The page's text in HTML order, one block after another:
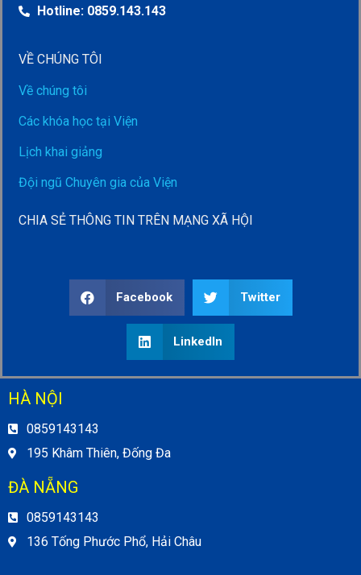
Hotline: 0859.143.143
VỀ CHÚNG TÔI
Về chúng tôi
Các khóa học tại Viện
Lịch khai giảng
Đội ngũ Chuyên gia của Viện
CHIA SẺ THÔNG TIN TRÊN MẠNG XÃ HỘI
Facebook Twitter
LinkedIn
HÀ NỘI
0859143143
195 Khâm Thiên, Đống Đa
ĐÀ NẴNG
0859143143
136 Tống Phước Phổ, Hải Châu